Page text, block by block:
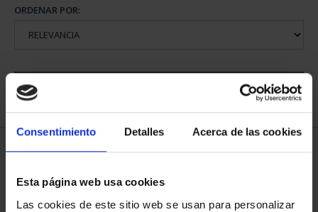
Consentimiento Detalles Acerca de las cookies
Esta página web usa cookies
Las cookies de este sitio web se usan para personalizar
ORDENAR POR:
1 Productos encontrados